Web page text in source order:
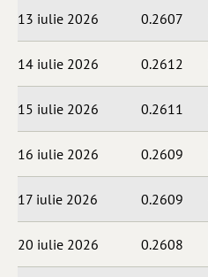
13 iulie 2026 0.2607
14 iulie 2026 0.2612
15 iulie 2026 0.2611
16 iulie 2026 0.2609
17 iulie 2026 0.2609
20 iulie 2026 0.2608